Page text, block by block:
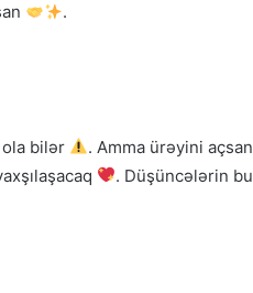
.
bilər
. Amma ürəyini açsan
. Düşüncələrin bu